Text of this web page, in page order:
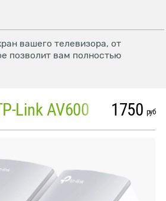
вашего телевизора, от
позволит вам полностью
Link AV600 1750 руб